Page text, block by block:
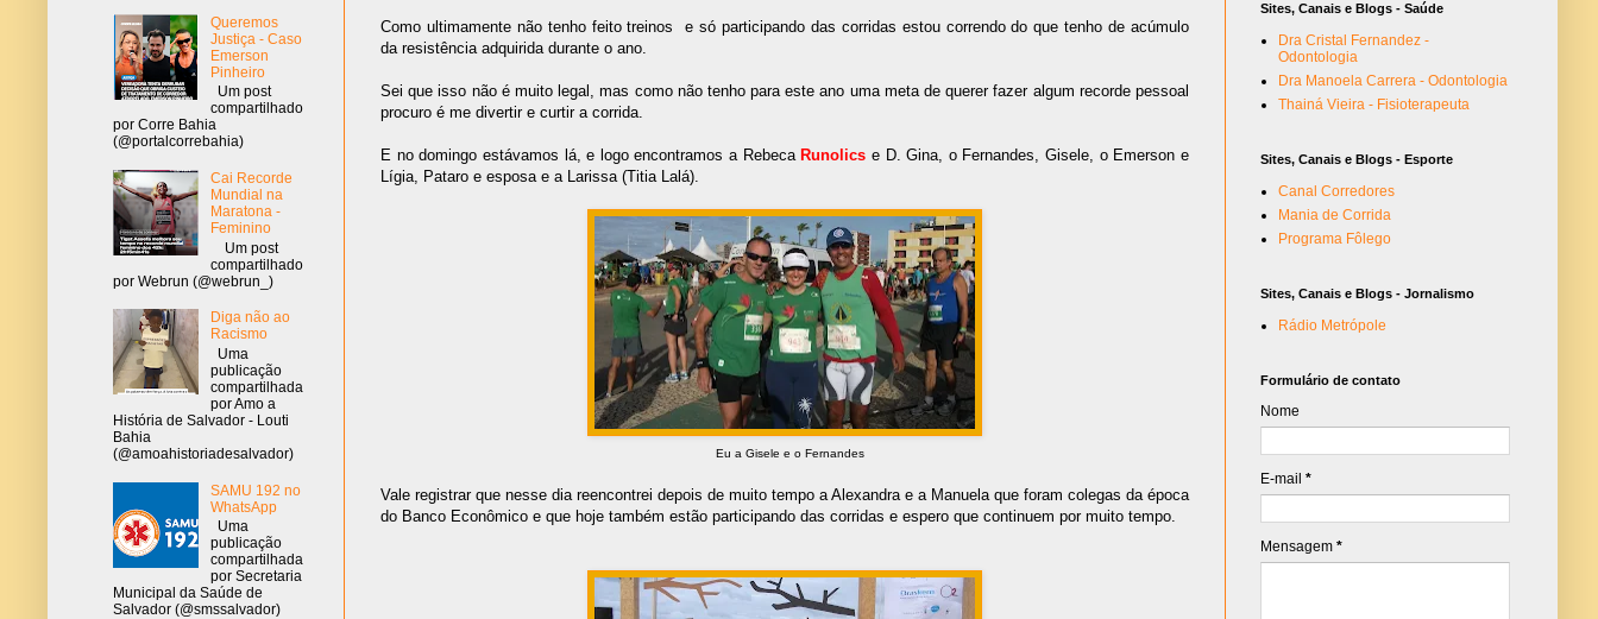
Como ultimamente não tenho feito treinos
e só participando das corridas estou correndo do que tenho de acúmulo
da resistência adquirida durante o ano.
Sei que isso não é muito legal, mas como não tenho para este ano uma meta de querer fazer algum recorde pessoal
procuro é me divertir e curtir a corrida.
E no domingo estávamos lá, e logo encontramos a Rebeca Runolics e D. Gina, o Fernandes, Gisele, o Emerson e
Lígia, Pataro e esposa e a Larissa (Titia Lalá).
Eu a Gisele e o Fernandes
Vale registrar que nesse dia reencontrei depois de muito tempo a Alexandra e a Manuela que foram colegas da época
do Banco Econômico e que hoje também estão participando das corridas e espero que continuem por muito tempo.
Queremos
Justiça - Caso
Emerson
Pinheiro
Um post
compartilhado
por Corre Bahia
(@portalcorrebahia)
Cai Recorde
Mundial na
Maratona -
Feminino
Um post
compartilhado
por Webrun (@webrun_)
Diga não ao
Racismo
Uma
publicação
compartilhada
por Amo a
História de Salvador - Louti
Bahia
(@amoahistoriadesalvador)
SAMU 192 no
WhatsApp
Uma
publicação
compartilhada
por Secretaria
Municipal da Saúde de
Salvador (@smssalvador)
Sites, Canais e Blogs - Saúde
Dra Cristal Fernandez -
Odontologia
Dra Manoela Carrera - Odontologia
Thainá Vieira - Fisioterapeuta
Sites, Canais e Blogs - Esporte
Canal Corredores
Mania de Corrida
Programa Fôlego
Sites, Canais e Blogs - Jornalismo
Rádio Metrópole
Formulário de contato
Nome
E-mail *
Mensagem *